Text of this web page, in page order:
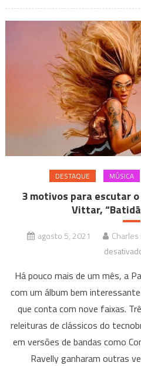
DESTAQUE MÚSICA
3 motivos para escutar
Vittar,
agosto 5, 2021 Charles
Há pouco mais de um mês, a
com um álbum bem
que conta com nove faixas.
releituras de clássicos do
em versões de bandas como
Ravelly ganharam outras